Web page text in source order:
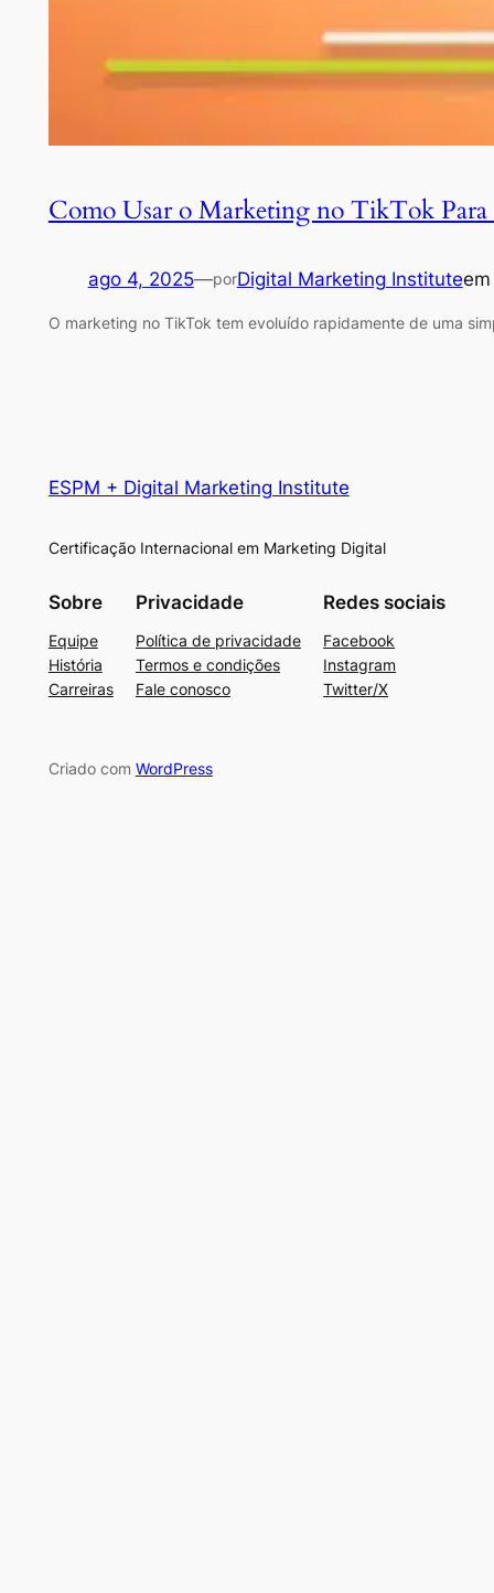
Como Usar o Marketing no TikTok Para
ago 4, 2025—porDigital Marketing Institute
O marketing no TikTok tem evoluído rapidamente de uma
ESPM + Digital Marketing Institute
Certificação Internacional em Marketing Digital
Sobre
Equipe
História
Carreiras
Privacidade
Política de privacidade
Termos e condições
Fale conosco
Redes sociais
Facebook
Instagram
Twitter/X
Criado com WordPress